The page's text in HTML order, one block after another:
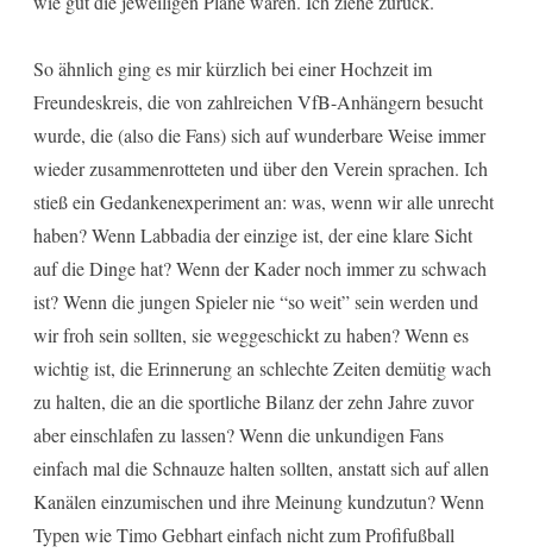
So ähnlich ging es mir kürzlich bei einer Hochzeit im
Freundeskreis, die von zahlreichen VfB-Anhängern besucht
wurde, die (also die Fans) sich auf wunderbare Weise immer
wieder zusammenrotteten und über den Verein sprachen. Ich
stieß ein Gedankenexperiment an: was, wenn wir alle unrecht
haben? Wenn Labbadia der einzige ist, der eine klare Sicht
auf die Dinge hat? Wenn der Kader noch immer zu schwach
ist? Wenn die jungen Spieler nie “so weit” sein werden und
wir froh sein sollten, sie weggeschickt zu haben? Wenn es
wichtig ist, die Erinnerung an schlechte Zeiten demütig wach
zu halten, die an die sportliche Bilanz der zehn Jahre zuvor
aber einschlafen zu lassen? Wenn die unkundigen Fans
einfach mal die Schnauze halten sollten, anstatt sich auf allen
Kanälen einzumischen und ihre Meinung kundzutun? Wenn
Typen wie Timo Gebhart einfach nicht zum Profifußball